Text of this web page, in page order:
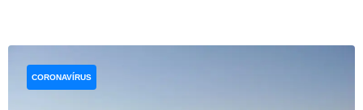
CORONAVÍRUS